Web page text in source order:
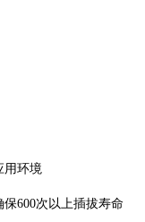
用环境
600次以上插拔寿命